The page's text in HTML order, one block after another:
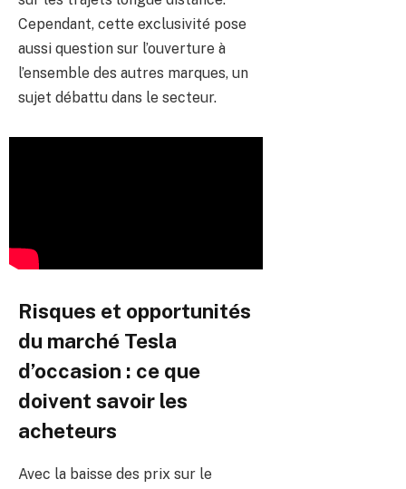
Cependant, cette exclusivité pose
aussi question sur l’ouverture à
l’ensemble des autres marques, un
sujet débattu dans le secteur.
Risques et opportunités
du marché Tesla
d’occasion : ce que
doivent savoir les
acheteurs
Avec la baisse des prix sur le